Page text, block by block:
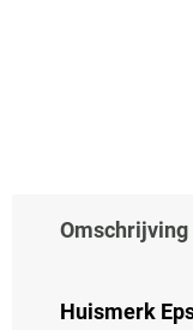
Omschrijving
Huismerk